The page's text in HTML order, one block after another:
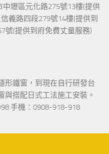
壢區元化路275號13樓(提供
義路四段279號14樓(提供到
號(提供到府免費丈量服務)
形鐵窗，到現在自行研發台
與搭配日式工法施工安裝。
手機：0908-918-918